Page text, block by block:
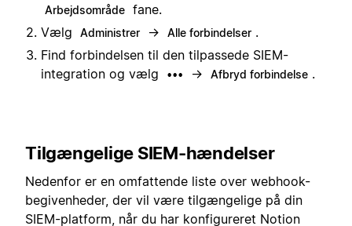
Arbejdsområde fane.
Vælg
Administrer → Alle forbindelser .
Find forbindelsen til den tilpassede SIEM-
integration og vælg
••• → Afbryd forbindelse .
Tilgængelige SIEM-hændelser
Nedenfor er en omfattende liste over webhook-
begivenheder, der vil være tilgængelige på din
SIEM-platform, når du har konfigureret Notion